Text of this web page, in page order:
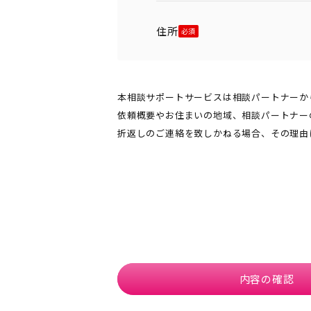
住所
本相談サポートサービスは相談パートナー
依頼概要やお住まいの地域、相談パートナ
折返しのご連絡を致しかねる場合、その理
内容の確認